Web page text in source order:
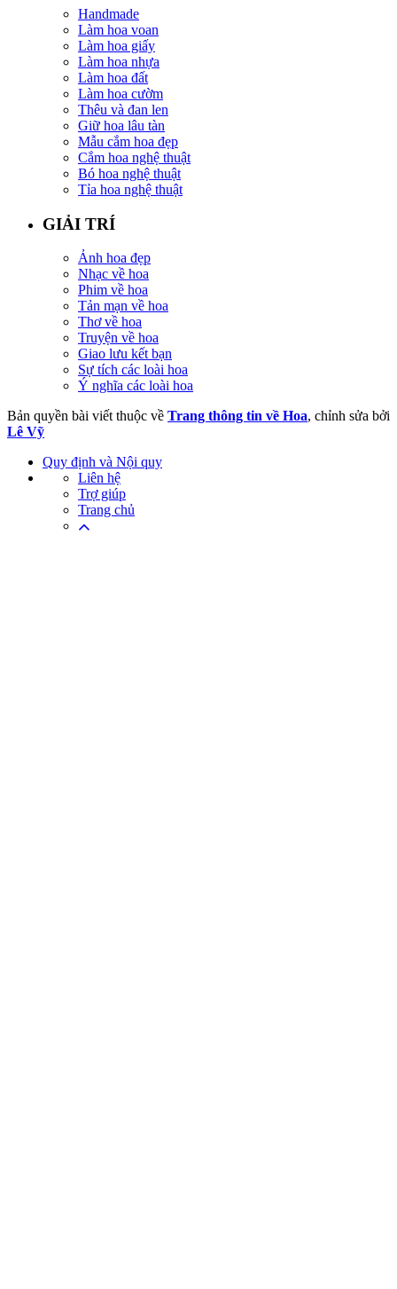
Handmade
Làm hoa voan
Làm hoa giấy
Làm hoa nhựa
Làm hoa đất
Làm hoa cườm
Thêu và đan len
Giữ hoa lâu tàn
Mẫu cắm hoa đẹp
Cắm hoa nghệ thuật
Bó hoa nghệ thuật
Tỉa hoa nghệ thuật
GIẢI TRÍ
Ảnh hoa đẹp
Nhạc về hoa
Phim về hoa
Tản mạn về hoa
Thơ về hoa
Truyện về hoa
Giao lưu kết bạn
Sự tích các loài hoa
Ý nghĩa các loài hoa
Bản quyền bài viết thuộc về Trang thông tin về Hoa, chỉnh sửa bởi
Lê Vỹ
Quy định và Nội quy
Liên hệ
Trợ giúp
Trang chủ